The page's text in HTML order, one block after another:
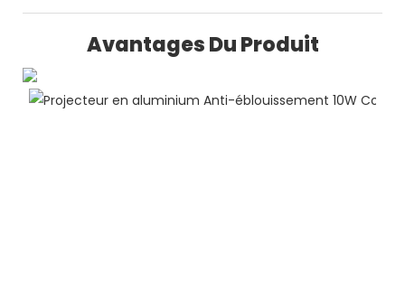
Avantages Du Produit